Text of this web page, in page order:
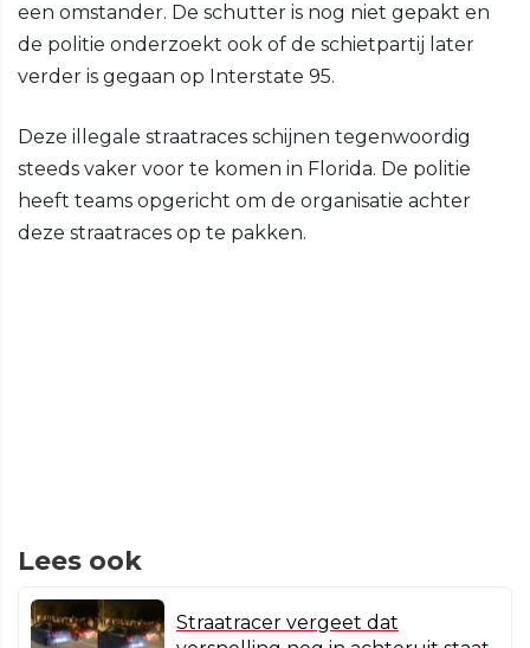
een omstander. De schutter is nog niet gepakt en
de politie onderzoekt ook of de schietpartij later
verder is gegaan op Interstate 95.
Deze illegale straatraces schijnen tegenwoordig
steeds vaker voor te komen in Florida. De politie
heeft teams opgericht om de organisatie achter
deze straatraces op te pakken.
Lees ook
Straatracer vergeet dat